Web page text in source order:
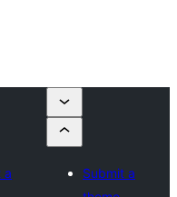
a
Submit a